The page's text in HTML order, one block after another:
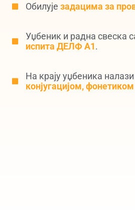
Обилује задацима за
Уџбеник и радна свеска
испита ДЕЛФ А1.
На крају уџбеника
конјугацијом, фонетиком